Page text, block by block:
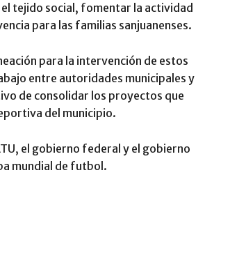
tejido social, fomentar la actividad
para las familias sanjuanenses.
para la intervención de estos
entre autoridades municipales y
de consolidar los proyectos que
del municipio.
el gobierno federal y el gobierno
mundial de futbol.